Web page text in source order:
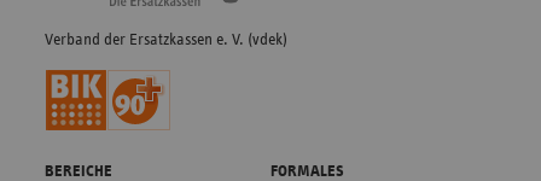
Verband der Ersatzkassen e. V. (vdek)
BEREICHE FORMALES